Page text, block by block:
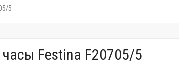
5
Festina F20705/5